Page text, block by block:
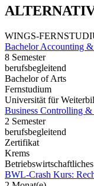
WINGS-
Bachelor Accounting
8 Semester
berufsbegleitend
Bachelor of Arts
Fernstudium
Universität für
Business Controlling
2 Semester
berufsbegleitend
Zertifikat
Krems
BWL-Crash Kurs: